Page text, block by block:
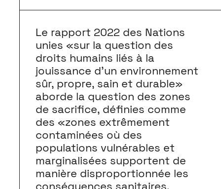
Le rapport 2022 des Nations
unies «sur la question des
droits humains liés à la
jouissance d’un environnement
sûr, propre, sain et durable»
aborde la question des zones
de sacrifice, définies comme
des «zones extrêmement
contaminées où des
populations vulnérables et
marginalisées supportent de
manière disproportionnée les